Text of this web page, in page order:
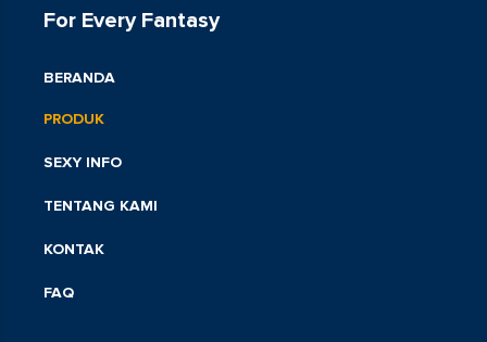
For Every Fantasy
BERANDA
PRODUK
SEXY INFO
TENTANG KAMI
KONTAK
FAQ